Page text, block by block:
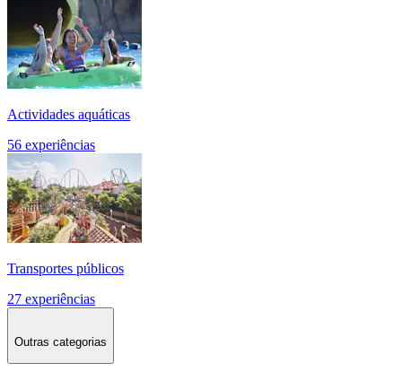
Actividades aquáticas
56 experiências
Transportes públicos
27 experiências
Outras categorias